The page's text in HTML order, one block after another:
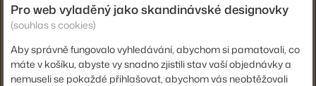
Hmotnost:
7 kg
Velikost svítidla:
Barva:
šedá, zlatá
Materiál:
sklo, mosaz, ocel
Pro web vyladěný jako skandinávské designovky
(souhlas s cookies)
Aby správně fungovalo vyhledávání, abychom si pamatovali, co
máte v košíku, abyste vy snadno zjistili stav vaší objednávky a
nemuseli se pokaždé přihlašovat, abychom vás neobtěžovali